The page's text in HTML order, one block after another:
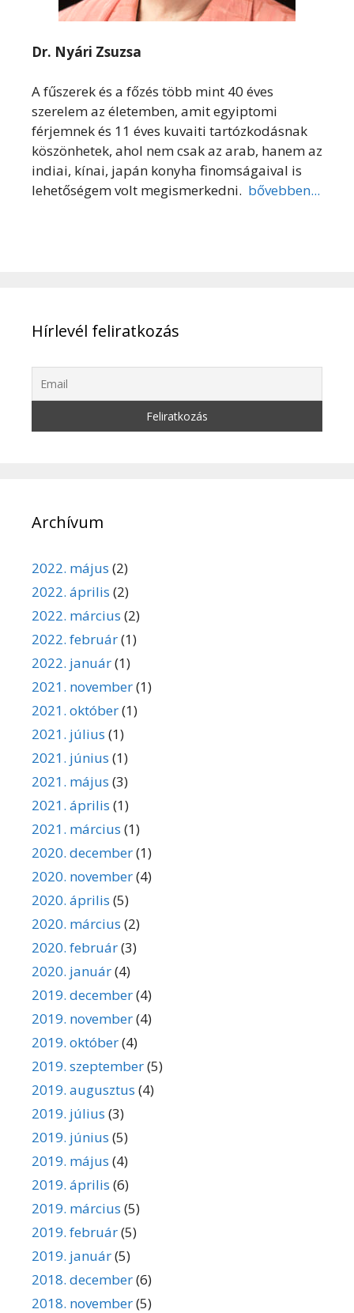
Dr. Nyári Zsuzsa
A fűszerek és a főzés több mint 40 éves
szerelem az életemben, amit egyiptomi
férjemnek és 11 éves kuvaiti tartózkodásnak
köszönhetek, ahol nem csak az arab, hanem az
indiai, kínai, japán konyha finomságaival is
lehetőségem volt megismerkedni. bővebben...
Hírlevél feliratkozás
Archívum
2022. május (2)
2022. április (2)
2022. március (2)
2022. február(1)
2022. január(1)
2021. november(1)
2021. október(1)
2021. július (1)
2021. június (1)
2021. május (3)
2021. április (1)
2021. március (1)
2020. december(1)
2020. november(4)
2020. április (5)
2020. március (2)
2020. február(3)
2020. január(4)
2019. december(4)
2019. november(4)
2019. október(4)
2019. szeptember(5)
2019. augusztus (4)
2019. július (3)
2019. június (5)
2019. május (4)
2019. április (6)
2019. március (5)
2019. február(5)
2019. január(5)
2018. december(6)
2018. november(5)